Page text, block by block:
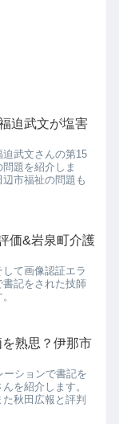
迫武文が塩害
武文さんの第15
題を紹介しま
市福祉の問題も
価&岩泉町介護
て画像認証エラ
記をされた技師
熟思？伊那市
ションで書記を
を紹介します。
秋田広報と評判